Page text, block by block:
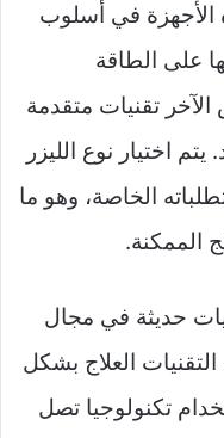
الأجهزة في أسلوب
على الطاقة
تقنيات متقدمة
اختيار نوع الليزر
الخاصة، وهو ما
الممكنة.
حديثة في مجال
العلاج بشكل
تكنولوجيا تصل